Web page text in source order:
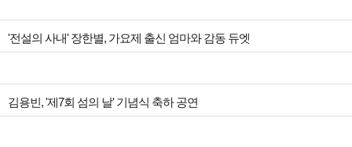
'전설의 사내' 장한별, 가요제 출신 엄마와 감동 듀엣
김용빈, '제7회 섬의 날' 기념식 축하 공연